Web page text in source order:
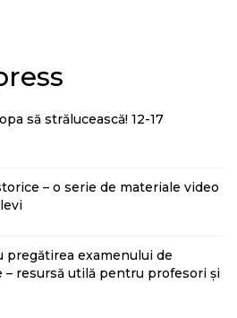
să strălucească! 12-17
– o serie de materiale video
examenului de
– resursă utilă pentru profesori și